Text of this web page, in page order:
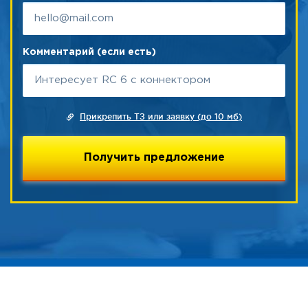
Комментарий (если есть)
Прикрепить ТЗ или заявку (до 10 мб)